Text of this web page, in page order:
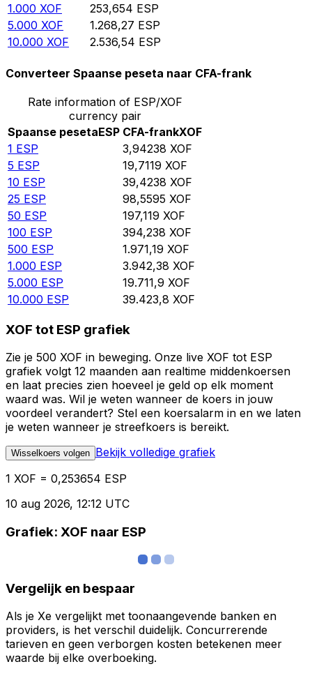
1.000 XOF 253,654 ESP
5.000 XOF 1.268,27 ESP
10.000 XOF 2.536,54 ESP
Converteer Spaanse peseta naar CFA-frank
Rate information of ESP/XOF
currency pair
Spaanse pesetaESP CFA-frankXOF
1 ESP 3,94238 XOF
5 ESP 19,7119 XOF
10 ESP 39,4238 XOF
25 ESP 98,5595 XOF
50 ESP 197,119 XOF
100 ESP 394,238 XOF
500 ESP 1.971,19 XOF
1.000 ESP 3.942,38 XOF
5.000 ESP 19.711,9 XOF
10.000 ESP 39.423,8 XOF
XOF tot ESP grafiek
Zie je 500 XOF in beweging. Onze live XOF tot ESP
grafiek volgt 12 maanden aan realtime middenkoersen
en laat precies zien hoeveel je geld op elk moment
waard was. Wil je weten wanneer de koers in jouw
voordeel verandert? Stel een koersalarm in en we laten
je weten wanneer je streefkoers is bereikt.
Wisselkoers volgen Bekijk volledige grafiek
1 XOF = 0,253654 ESP
10 aug 2026, 12:12 UTC
Grafiek: XOF naar ESP
Vergelijk en bespaar
Als je Xe vergelijkt met toonaangevende banken en
providers, is het verschil duidelijk. Concurrerende
tarieven en geen verborgen kosten betekenen meer
waarde bij elke overboeking.